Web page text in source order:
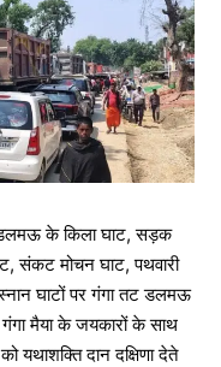
डलमऊ के किला घाट, सड़क
संकट मोचन घाट, पथवारी
घाटों पर गंगा तट डलमऊ
मैया के जयकारों के साथ
यथाशक्ति दान दक्षिणा देते